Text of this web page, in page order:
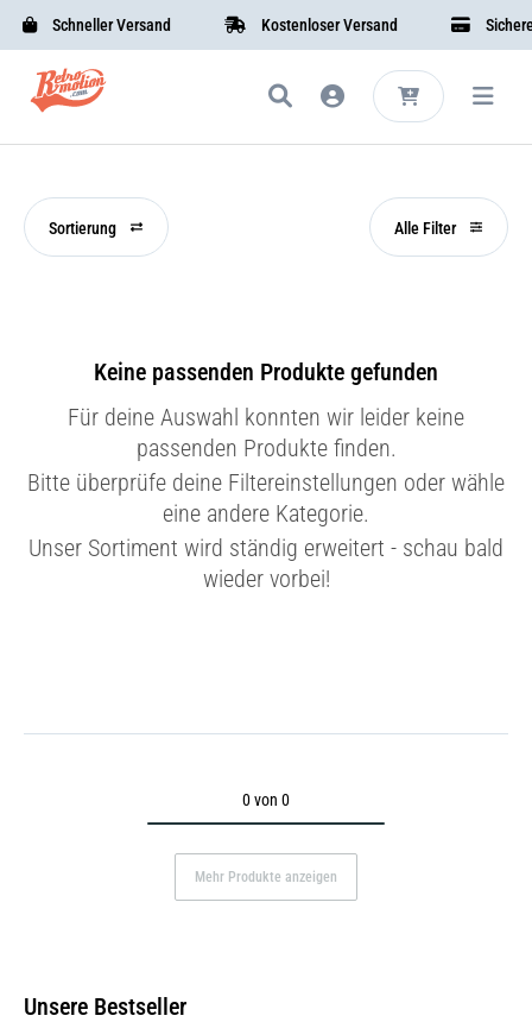
Schneller Versand Kostenloser Versand Sichere
Sortierung Alle Filter
Keine passenden Produkte gefunden
Für deine Auswahl konnten wir leider keine
passenden Produkte finden.
Bitte überprüfe deine Filtereinstellungen oder wähle
eine andere Kategorie.
Unser Sortiment wird ständig erweitert - schau bald
wieder vorbei!
0 von 0
Mehr Produkte anzeigen
Unsere Bestseller